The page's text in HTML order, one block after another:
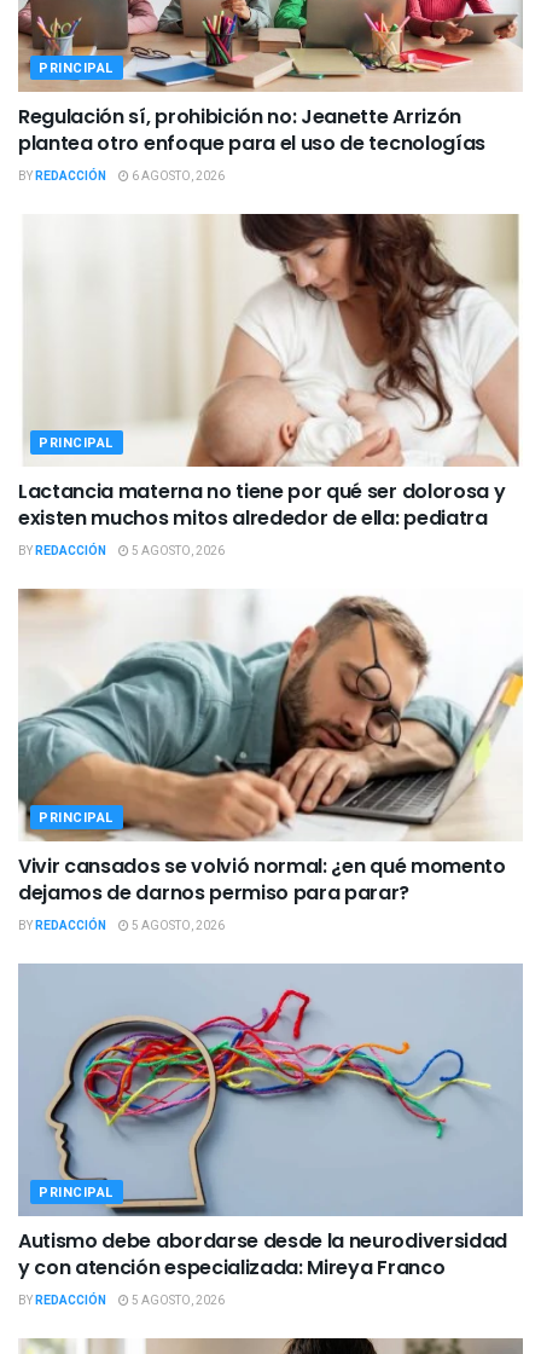
PRINCIPAL
Regulación sí, prohibición no: Jeanette Arrizón
plantea otro enfoque para el uso de tecnologías
BYREDACCIÓN 6 AGOSTO, 2026
PRINCIPAL
Lactancia materna no tiene por qué ser dolorosa y
existen muchos mitos alrededor de ella: pediatra
BYREDACCIÓN 5 AGOSTO, 2026
PRINCIPAL
Vivir cansados se volvió normal: ¿en qué momento
dejamos de darnos permiso para parar?
BYREDACCIÓN 5 AGOSTO, 2026
PRINCIPAL
Autismo debe abordarse desde la neurodiversidad
y con atención especializada: Mireya Franco
BYREDACCIÓN 5 AGOSTO, 2026